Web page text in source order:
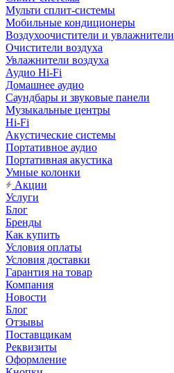
Мульти сплит-системы
Мобильные кондиционеры
Воздухоочистители и увлажнители
Очистители воздуха
Увлажнители воздуха
Аудио Hi-Fi
Домашнее аудио
Саундбары и звуковые панели
Музыкальные центры
Hi-Fi
Акустические системы
Портативное аудио
Портативная акустика
Умные колонки
Акции
Услуги
Блог
Бренды
Как купить
Условия оплаты
Условия доставки
Гарантия на товар
Компания
Новости
Блог
Отзывы
Поставщикам
Реквизиты
Оформление